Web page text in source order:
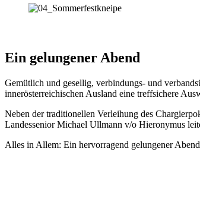
Ein gelungener Abend
Gemütlich und gesellig, verbindungs- und
innerösterreichischen Ausland eine treffsichere
Neben der traditionellen Verleihung des
Landessenior Michael Ullmann v/o Hieronymus
Alles in Allem: Ein hervorragend gelungener